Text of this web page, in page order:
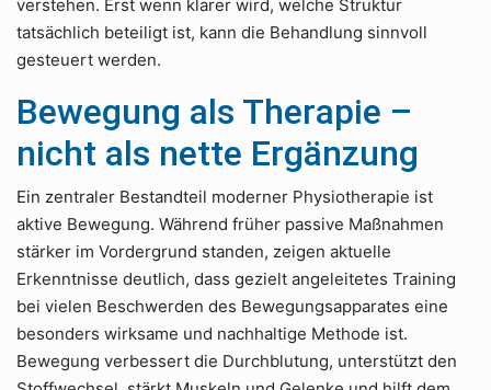
verstehen. Erst wenn klarer wird, welche Struktur
tatsächlich beteiligt ist, kann die Behandlung sinnvoll
gesteuert werden.
Bewegung als Therapie –
nicht als nette Ergänzung
Ein zentraler Bestandteil moderner Physiotherapie ist
aktive Bewegung. Während früher passive Maßnahmen
stärker im Vordergrund standen, zeigen aktuelle
Erkenntnisse deutlich, dass gezielt angeleitetes Training
bei vielen Beschwerden des Bewegungsapparates eine
besonders wirksame und nachhaltige Methode ist.
Bewegung verbessert die Durchblutung, unterstützt den